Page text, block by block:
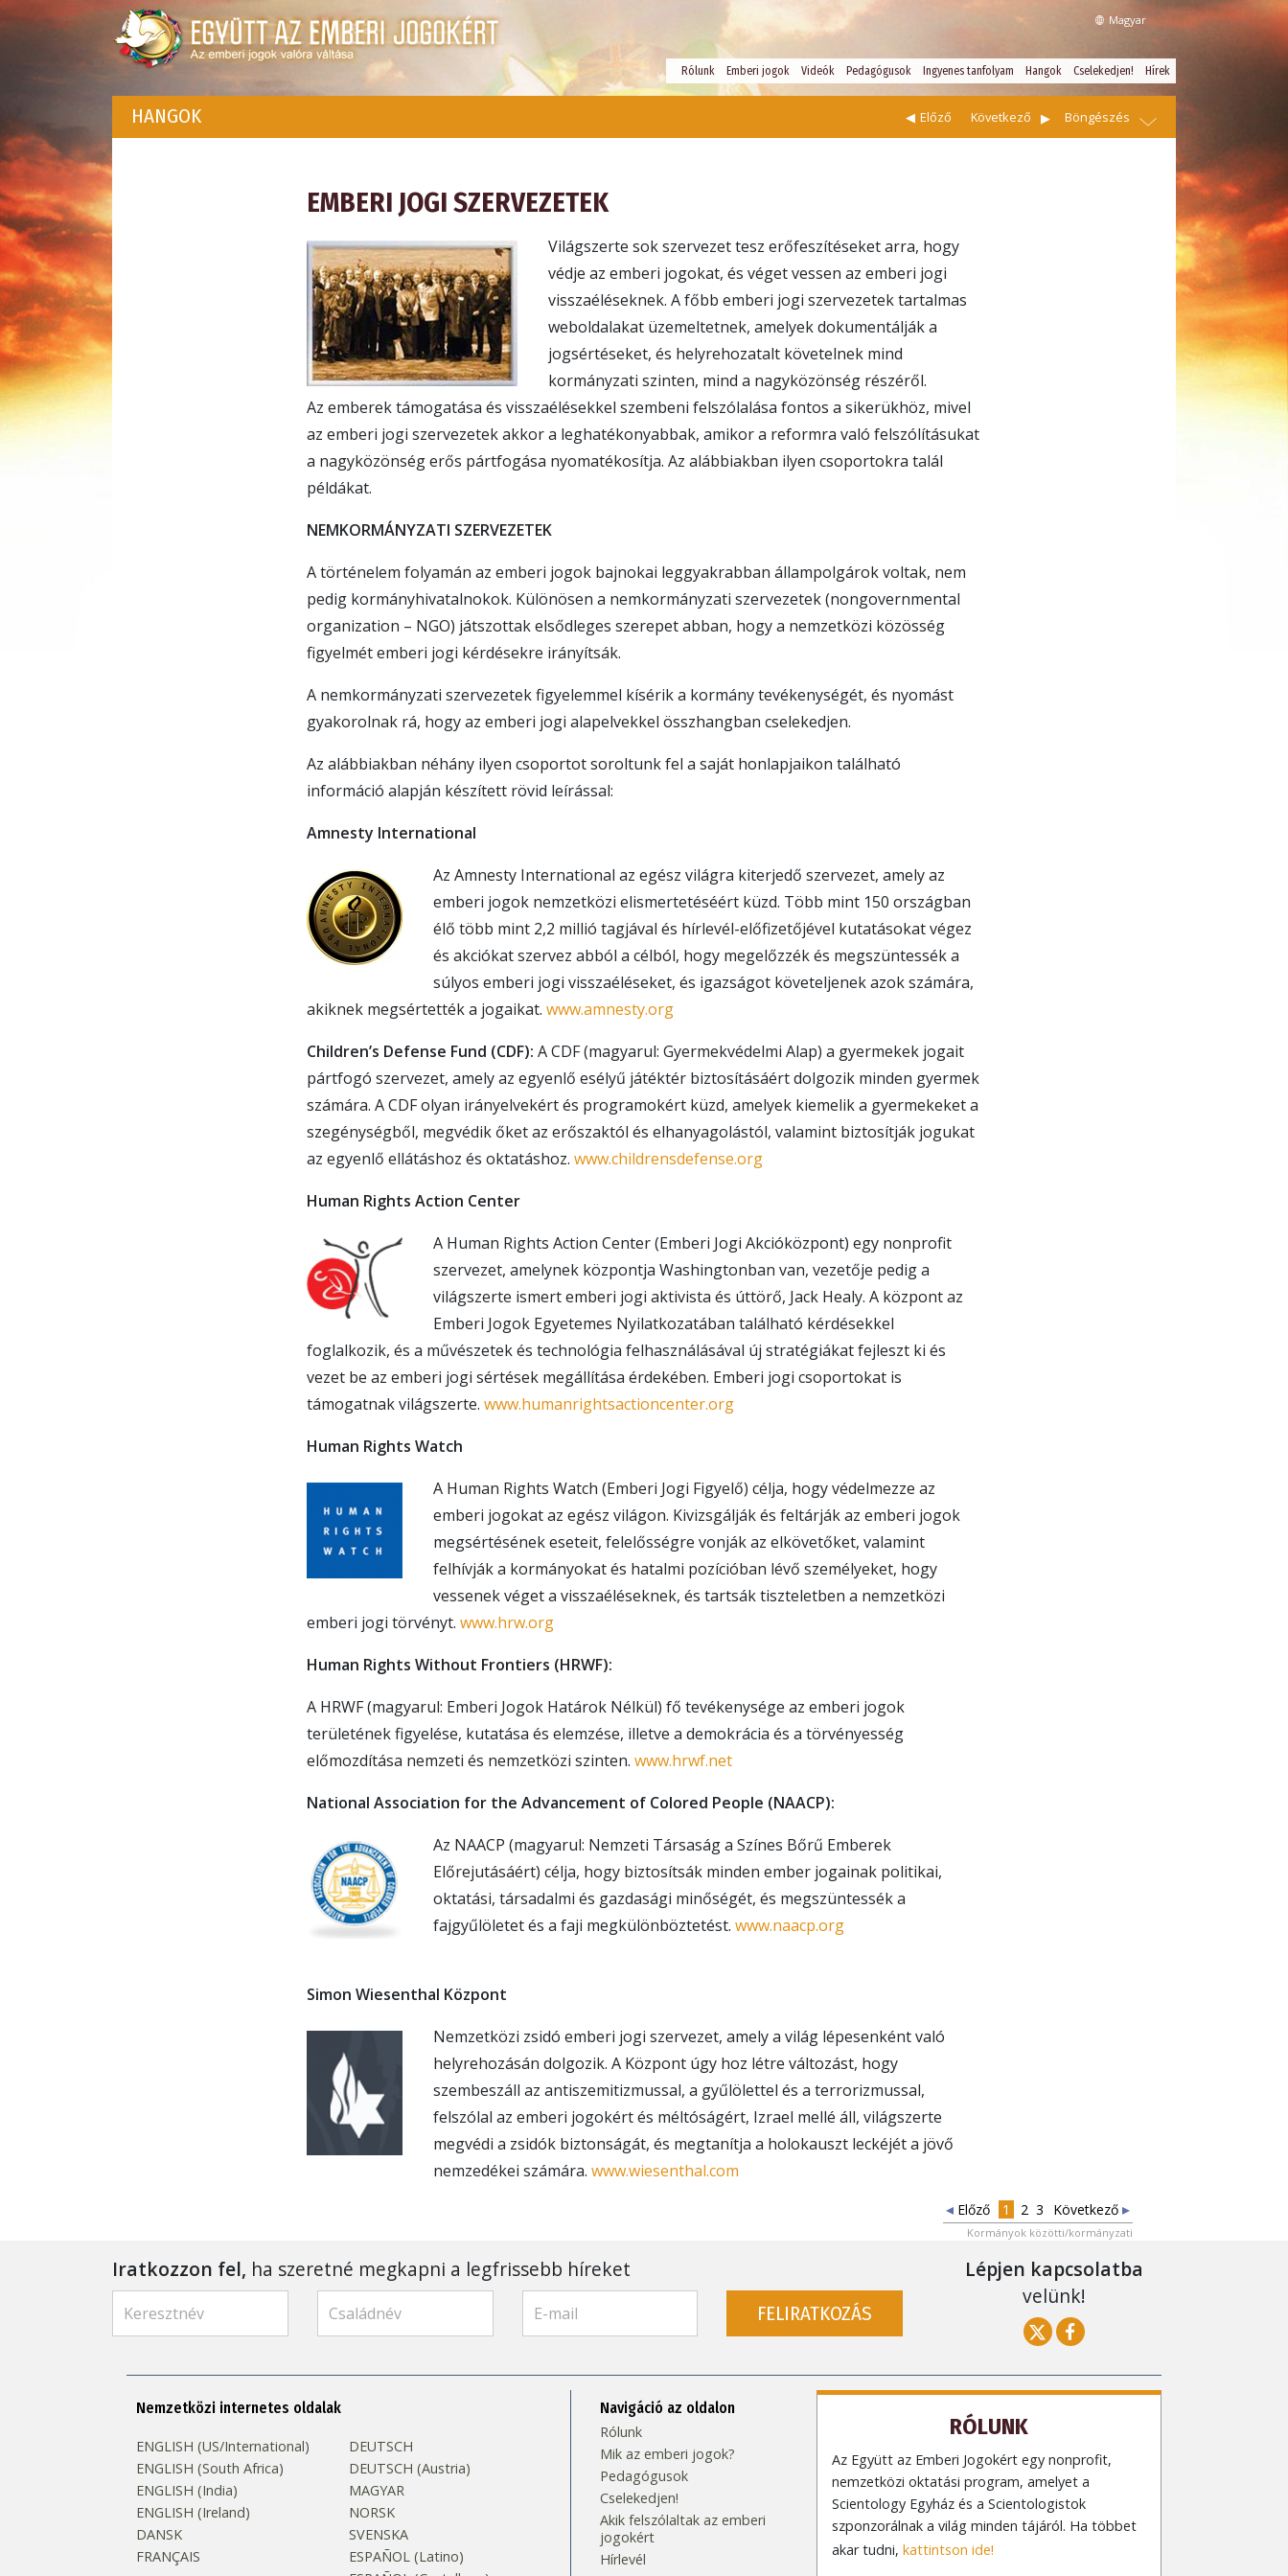
Magyar
Rólunk Emberi jogok Videók Pedagógusok Ingyenes tanfolyam Hangok Cselekedjen! Hírek
HANGOK Következő
Előző Böngészés
EMBERI JOGI SZERVEZETEK
Világszerte sok szervezet tesz erőfeszítéseket arra, hogy
védje az emberi jogokat, és véget vessen az emberi jogi
visszaéléseknek. A főbb emberi jogi szervezetek tartalmas
weboldalakat üzemeltetnek, amelyek dokumentálják a
jogsértéseket, és helyrehozatalt követelnek mind
kormányzati szinten, mind a nagyközönség részéről.
Az emberek támogatása és visszaélésekkel szembeni felszólalása fontos a sikerükhöz, mivel
az emberi jogi szervezetek akkor a leghatékonyabbak, amikor a reformra való felszólításukat
a nagyközönség erős pártfogása nyomatékosítja. Az alábbiakban ilyen csoportokra talál
példákat.
NEMKORMÁNYZATI SZERVEZETEK
A történelem folyamán az emberi jogok bajnokai leggyakrabban állampolgárok voltak, nem
pedig kormányhivatalnokok. Különösen a nemkormányzati szervezetek (nongovernmental
organization – NGO) játszottak elsődleges szerepet abban, hogy a nemzetközi közösség
figyelmét emberi jogi kérdésekre irányítsák.
A nemkormányzati szervezetek figyelemmel kísérik a kormány tevékenységét, és nyomást
gyakorolnak rá, hogy az emberi jogi alapelvekkel összhangban cselekedjen.
Az alábbiakban néhány ilyen csoportot soroltunk fel a saját honlapjaikon található
információ alapján készített rövid leírással:
Amnesty International
Az Amnesty International az egész világra kiterjedő szervezet, amely az
emberi jogok nemzetközi elismertetéséért küzd. Több mint 150 országban
élő több mint 2,2 millió tagjával és hírlevél-előfizetőjével kutatásokat végez
és akciókat szervez abból a célból, hogy megelőzzék és megszüntessék a
súlyos emberi jogi visszaéléseket, és igazságot követeljenek azok számára,
akiknek megsértették a jogaikat.www.amnesty.org
Children’s Defense Fund (CDF): A CDF (magyarul: Gyermekvédelmi Alap) a gyermekek jogait
pártfogó szervezet, amely az egyenlő esélyű játéktér biztosításáért dolgozik minden gyermek
számára. A CDF olyan irányelvekért és programokért küzd, amelyek kiemelik a gyermekeket a
szegénységből, megvédik őket az erőszaktól és elhanyagolástól, valamint biztosítják jogukat
az egyenlő ellátáshoz és oktatáshoz.www.childrensdefense.org
Human Rights Action Center
A Human Rights Action Center (Emberi Jogi Akcióközpont) egy nonprofit
szervezet, amelynek központja Washingtonban van, vezetője pedig a
világszerte ismert emberi jogi aktivista és úttörő, Jack Healy. A központ az
Emberi Jogok Egyetemes Nyilatkozatában található kérdésekkel
foglalkozik, és a művészetek és technológia felhasználásával új stratégiákat fejleszt ki és
vezet be az emberi jogi sértések megállítása érdekében. Emberi jogi csoportokat is
támogatnak világszerte.www.humanrightsactioncenter.org
Human Rights Watch
A Human Rights Watch (Emberi Jogi Figyelő) célja, hogy védelmezze az
emberi jogokat az egész világon. Kivizsgálják és feltárják az emberi jogok
megsértésének eseteit, felelősségre vonják az elkövetőket, valamint
felhívják a kormányokat és hatalmi pozícióban lévő személyeket, hogy
vessenek véget a visszaéléseknek, és tartsák tiszteletben a nemzetközi
emberi jogi törvényt. www.hrw.org
Human Rights Without Frontiers (HRWF):
A HRWF (magyarul: Emberi Jogok Határok Nélkül) fő tevékenysége az emberi jogok
területének figyelése, kutatása és elemzése, illetve a demokrácia és a törvényesség
előmozdítása nemzeti és nemzetközi szinten.www.hrwf.net
National Association for the Advancement of Colored People (NAACP):
Az NAACP (magyarul: Nemzeti Társaság a Színes Bőrű Emberek
Előrejutásáért) célja, hogy biztosítsák minden ember jogainak politikai,
oktatási, társadalmi és gazdasági minőségét, és megszüntessék a
fajgyűlöletet és a faji megkülönböztetést.www.naacp.org
Simon Wiesenthal Központ
Nemzetközi zsidó emberi jogi szervezet, amely a világ lépesenként való
helyrehozásán dolgozik. A Központ úgy hoz létre változást, hogy
szembeszáll az antiszemitizmussal, a gyűlölettel és a terrorizmussal,
felszólal az emberi jogokért és méltóságért, Izrael mellé áll, világszerte
megvédi a zsidók biztonságát, és megtanítja a holokauszt leckéjét a jövő
nemzedékei számára.www.wiesenthal.com
IRATKOZZON FEL FRISSÍTÉSEKRE, ÉS TUDJA MEG,
HOGYAN SEGÍTHET
KÖSZÖNÖM, NEM
Következő
1 2 3
Előző
Kormányok közötti/kormányzati
Iratkozzon fel, ha szeretné megkapni a legfrissebb híreket
FELIRATKOZÁS
Lépjen kapcsolatba
velünk!
Nemzetközi internetes oldalak
ENGLISH (US/International)
ENGLISH (South Africa)
ENGLISH (India)
ENGLISH (Ireland)
DANSK
FRANÇAIS
DEUTSCH
DEUTSCH (Austria)
MAGYAR
NORSK
SVENSKA
ESPAÑOL (Latino)
Navigáció az oldalon
Rólunk
Mik az emberi jogok?
Pedagógusok
Cselekedjen!
Akik felszólaltak az emberi
jogokért
Hírlevél
RÓLUNK
Az Együtt az Emberi Jogokért egy nonprofit,
nemzetközi oktatási program, amelyet a
Scientology Egyház és a Scientologistok
szponzorálnak a világ minden tájáról. Ha többet
akar tudni,kattintson ide!